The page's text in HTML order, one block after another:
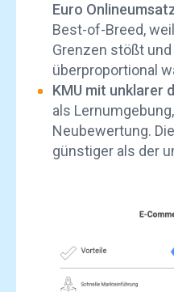
Euro
Best-of-Breed,
Grenzen stößt
überproportional
KMU mit unklarer
als
Neubewertung.
günstiger als der